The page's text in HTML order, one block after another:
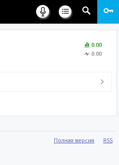
0.00
0.00
Полная версия RSS